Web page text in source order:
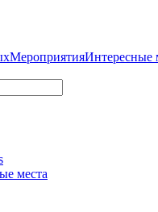
МероприятияИнтересные
места